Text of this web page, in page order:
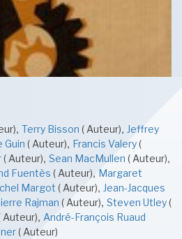
SÉRIES
DE J.R.R. TOLKIEN
, Terry Bisson ( Auteur), Jeffrey
Guin ( Auteur), Francis Valery(
( Auteur), Sean MacMullen ( Auteur),
Fuentès ( Auteur), Margaret
Margot ( Auteur), Jean-Jacques
Rajman ( Auteur), Steven Utley(
Auteur), André-François Ruaud
( Auteur)